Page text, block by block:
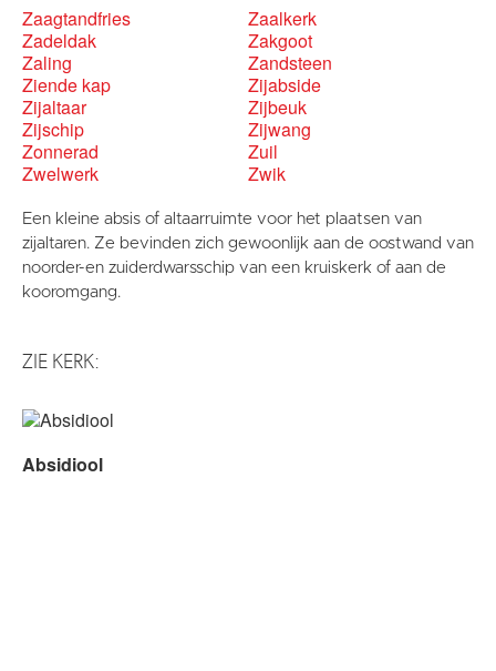
Zaagtandfries
Zaalkerk
Zadeldak
Zakgoot
Zaling
Zandsteen
Ziende kap
Zijabside
Zijaltaar
Zijbeuk
Zijschip
Zijwang
Zonnerad
Zuil
Zwelwerk
Zwik
Een kleine absis of altaarruimte voor het plaatsen van
zijaltaren. Ze bevinden zich gewoonlijk aan de oostwand van
noorder-en zuiderdwarsschip van een kruiskerk of aan de
kooromgang.
ZIE KERK:
Absidiool